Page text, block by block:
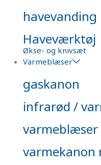
havevanding
Haveværktøj
Økse- og knivsæt
Varmeblæser
gaskanon
infrarød /
varmeblæser
varmekanon